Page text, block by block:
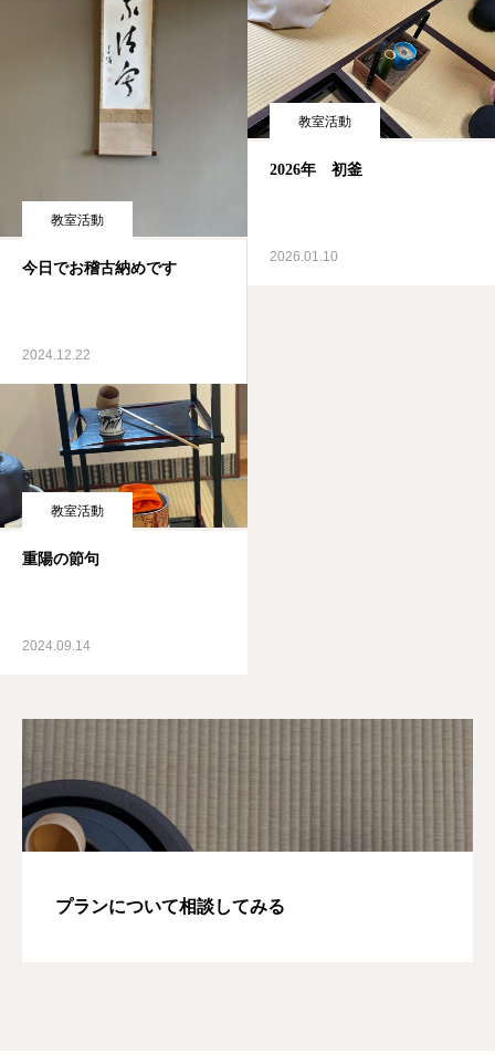
教室活動
今日でお稽古納めです
2024.12.22
教室活動
2026年 初釜
2026.01.10
教室活動
重陽の節句
2024.09.14
プランについて相談してみる